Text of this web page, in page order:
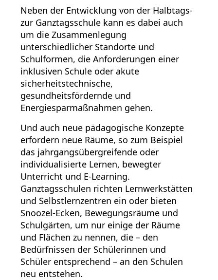
Neben der Entwicklung von der Halbtags-
zur Ganztagsschule kann es dabei auch
um die Zusammenlegung
unterschiedlicher Standorte und
Schulformen, die Anforderungen einer
inklusiven Schule oder akute
sicherheitstechnische,
gesundheitsfördernde und
Energiesparmaßnahmen gehen.
Und auch neue pädagogische Konzepte
erfordern neue Räume, so zum Beispiel
das jahrgangsübergreifende oder
individualisierte Lernen, bewegter
Unterricht und E-Learning.
Ganztagsschulen richten Lernwerkstätten
und Selbstlernzentren ein oder bieten
Snoozel-Ecken, Bewegungsräume und
Schulgärten, um nur einige der Räume
und Flächen zu nennen, die – den
Bedürfnissen der Schülerinnen und
Schüler entsprechend – an den Schulen
neu entstehen.